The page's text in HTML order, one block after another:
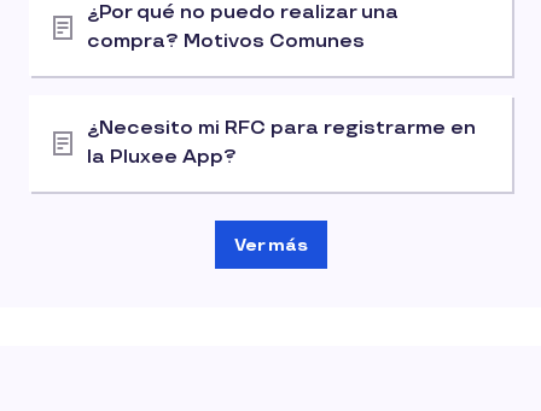
¿Por qué no puedo realizar una
compra? Motivos Comunes
¿Necesito mi RFC para registrarme en
la Pluxee App?
Ver más